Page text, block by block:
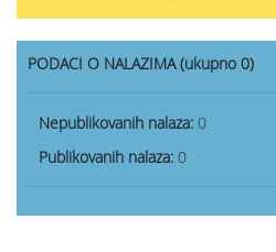
PODACI O NALAZIMA (ukupno 0)
Nepublikovanih nalaza: 0
Publikovanih nalaza: 0